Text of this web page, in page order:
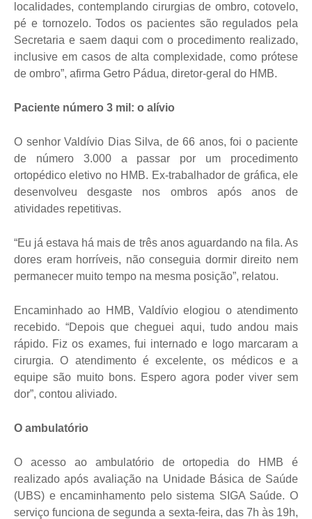
localidades, contemplando cirurgias de ombro, cotovelo,
pé e tornozelo. Todos os pacientes são regulados pela
Secretaria e saem daqui com o procedimento realizado,
inclusive em casos de alta complexidade, como prótese
de ombro”, afirma Getro Pádua, diretor-geral do HMB.
Paciente número 3 mil: o alívio
O senhor Valdívio Dias Silva, de 66 anos, foi o paciente
de número 3.000 a passar por um procedimento
ortopédico eletivo no HMB. Ex-trabalhador de gráfica, ele
desenvolveu desgaste nos ombros após anos de
atividades repetitivas.
“Eu já estava há mais de três anos aguardando na fila. As
dores eram horríveis, não conseguia dormir direito nem
permanecer muito tempo na mesma posição”, relatou.
Encaminhado ao HMB, Valdívio elogiou o atendimento
recebido. “Depois que cheguei aqui, tudo andou mais
rápido. Fiz os exames, fui internado e logo marcaram a
cirurgia. O atendimento é excelente, os médicos e a
equipe são muito bons. Espero agora poder viver sem
dor”, contou aliviado.
O ambulatório
O acesso ao ambulatório de ortopedia do HMB é
realizado após avaliação na Unidade Básica de Saúde
(UBS) e encaminhamento pelo sistema SIGA Saúde. O
serviço funciona de segunda a sexta-feira, das 7h às 19h,